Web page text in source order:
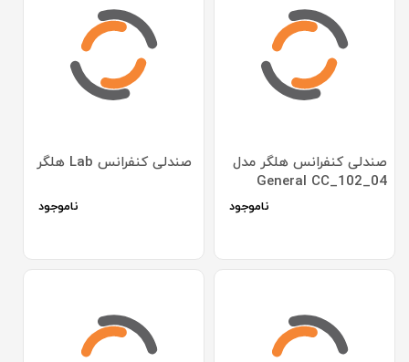
صندلی کنفرانس هلگر مدل
General CC_102_04
ناموجود
صندلی کنفرانس Lab هلگر
ناموجود